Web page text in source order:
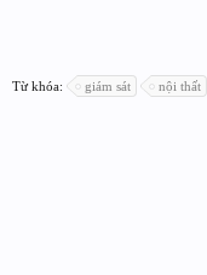
Từ khóa: giám sát nội thất